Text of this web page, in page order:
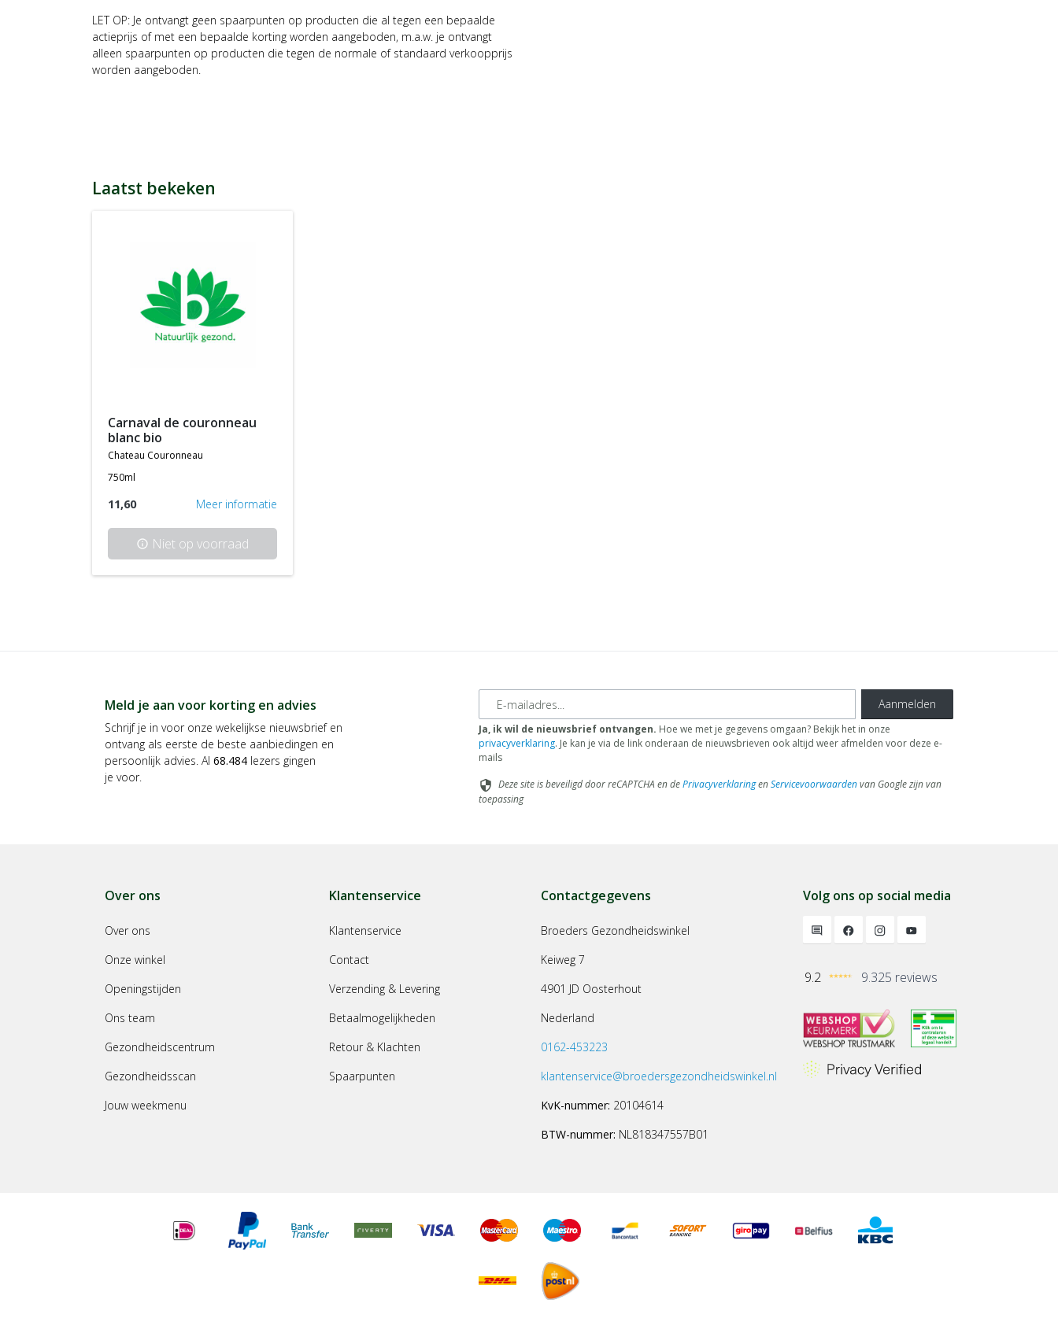
LET OP: Je ontvangt geen spaarpunten op producten die al tegen een bepaalde
actieprijs of met een bepaalde korting worden aangeboden, m.a.w. je ontvangt
alleen spaarpunten op producten die tegen de normale of standaard verkoopprijs
worden aangeboden.
Laatst bekeken
carnaval de couronneau
blanc bio
chateau couronneau
750ml
11,60 Meer informatie
info Niet op voorraad
Meld je aan voor korting en advies
Schrijf je in voor onze wekelijkse nieuwsbrief en
ontvang als eerste de beste aanbiedingen en
persoonlijk advies. Al 68.484 lezers gingen
je voor.
E-mailadres Aanmelden
Ja, ik wil de nieuwsbrief ontvangen. Hoe we met je gegevens omgaan? Bekijk het in onze
privacyverklaring. Je kan je via de link onderaan de nieuwsbrieven ook altijd weer afmelden voor deze e-
mails
security Deze site is beveiligd door reCAPTCHA en dePrivacyverklaringenServicevoorwaardenvan Google zijn van
toepassing
Over ons
Over ons
Onze winkel
Openingstijden
Ons team
Gezondheidscentrum
Gezondheidsscan
Jouw weekmenu
Klantenservice
Klantenservice
Contact
Verzending & Levering
Betaalmogelijkheden
Retour & Klachten
Spaarpunten
Contactgegevens
Broeders Gezondheidswinkel
Keiweg 7
4901 JD Oosterhout
Nederland
0162-453223
klantenservice@broedersgezondheidswinkel.nl
KvK-nummer: 20104614
BTW-nummer: NL818347557B01
Volg ons op social media
9.2 9.325 reviews